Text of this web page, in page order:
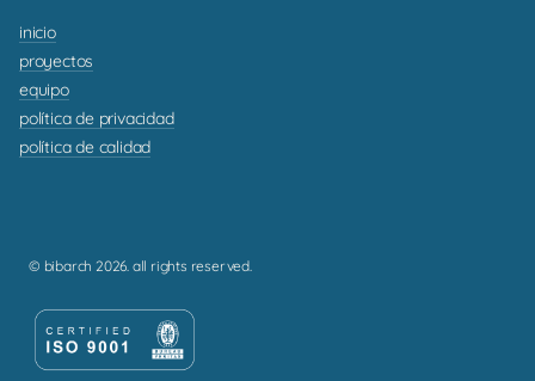
inicio
proyectos
equipo
política de privacidad
política de calidad
© bibarch 2026. all rights reserved.